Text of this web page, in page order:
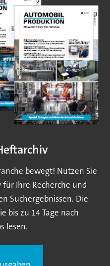
bewegt! Nutzen Sie
Ihre Recherche und
Suchergebnissen. Die
bis zu 14 Tage nach
lesen.